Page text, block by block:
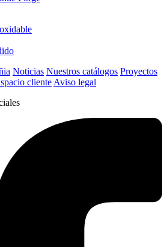
Noticias Nuestros catálogos Proyectos
cliente Aviso legal